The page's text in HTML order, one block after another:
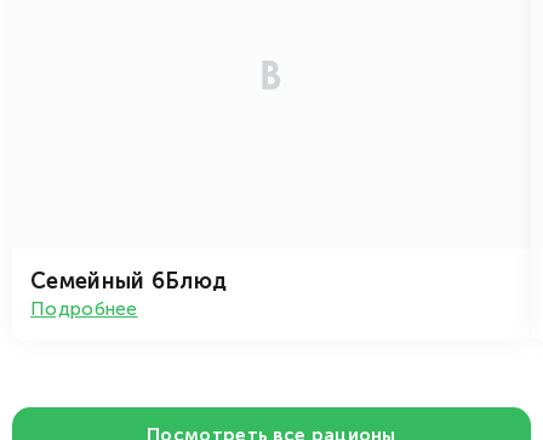
Семейный 6Блюд
Подробнее
Посмотреть все рационы